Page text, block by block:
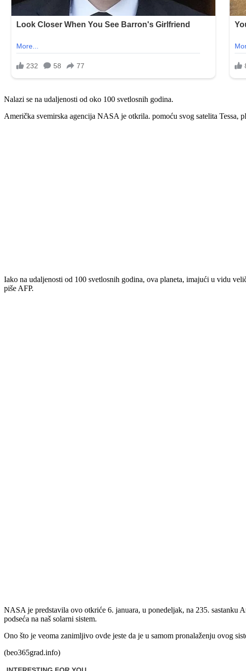
Nalazi se na udaljenosti od oko 100 svetlosnih godina.
Američka svemirska agencija NASA je otkrila. pomoću svog satelita
Iako na udaljenosti od 100 svetlosnih godina, ova planeta, imajući u vidu
piše AFP.
NASA je predstavila ovo otkriće 6. januara, u ponedeljak, na 235. sastanku
podseća na naš solarni sistem.
Ono što je veoma zanimljivo ovde jeste da je u samom pronalaženju ovog
(beo365grad.info)